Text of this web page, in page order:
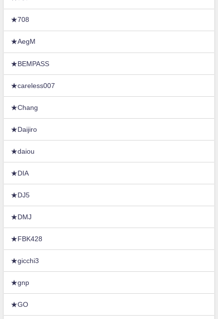
★708
★AegM
★BEMPASS
★careless007
★Chang
★Daijiro
★daiou
★DIA
★DJ5
★DMJ
★FBK428
★gicchi3
★gnp
★GO